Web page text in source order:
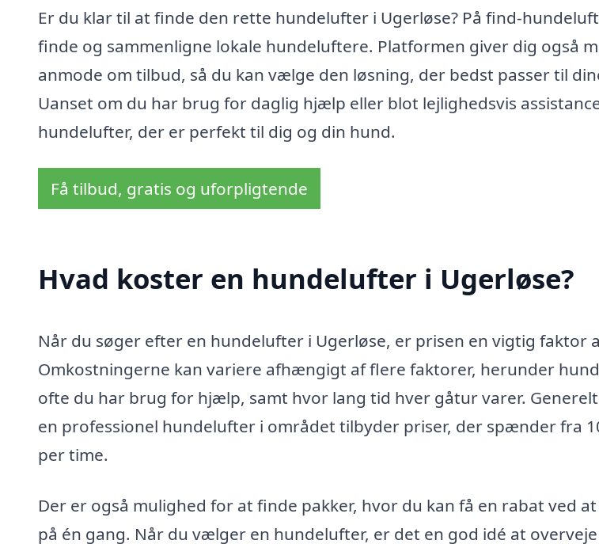
Er du klar til at finde den rette hundelufter i Ugerløse? På find-
finde og sammenligne lokale hundeluftere. Platformen giver dig også
anmode om tilbud, så du kan vælge den løsning, der bedst passer til
Uanset om du har brug for daglig hjælp eller blot lejlighedsvis
hundelufter, der er perfekt til dig og din hund.
Få tilbud, gratis og uforpligtende
Hvad koster en hundelufter i Ugerløse?
Når du søger efter en hundelufter i Ugerløse, er prisen en vigtig faktor
Omkostningerne kan variere afhængigt af flere faktorer, herunder
ofte du har brug for hjælp, samt hvor lang tid hver gåtur varer.
en professionel hundelufter i området tilbyder priser, der spænder fra
per time.
Der er også mulighed for at finde pakker, hvor du kan få en rabat ved
på én gang. Når du vælger en hundelufter, er det en god idé at